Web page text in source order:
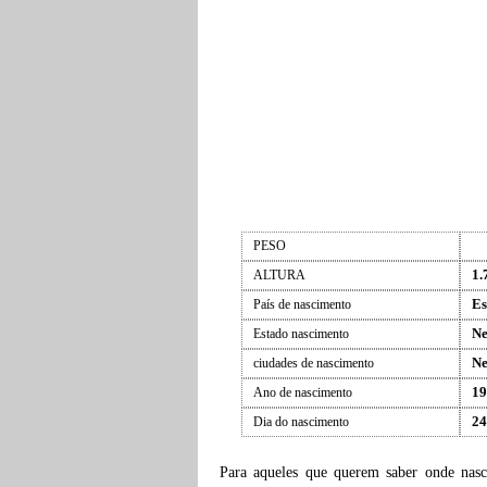
PESO
ALTURA
País de nascimento
Estado nascimento
ciudades de nascimento
Ano de nascimento
Dia do nascimento
Para aqueles que querem saber onde